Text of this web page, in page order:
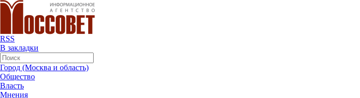
RSS
В закладки
Город (Москва и область)
Общество
Власть
Мнения